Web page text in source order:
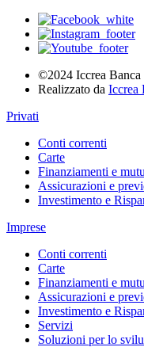
©2024 Iccrea Banca
Realizzato da Iccrea
Privati
Conti correnti
Carte
Finanziamenti e
Assicurazioni e
Investimento e
Imprese
Conti correnti
Carte
Finanziamenti e
Assicurazioni e
Investimento e
Servizi
Soluzioni per lo